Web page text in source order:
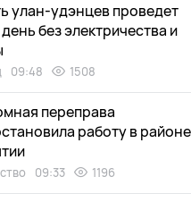
улан-удэнцев проведет
без электричества и
09:48 1508
переправа
работу в районе
09:33 1196